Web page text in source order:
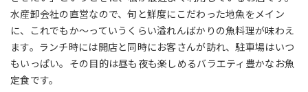
水産卸会社の直営なので、旬と鮮度にこだわった地魚をメイン
に、これでもか〜っていうくらい溢れんばかりの魚料理が味わえ
ます。ランチ時には開店と同時にお客さんが訪れ、駐車場はいつ
もいっぱい。その目的は昼も夜も楽しめるバラエティ豊かなお魚
定食です。